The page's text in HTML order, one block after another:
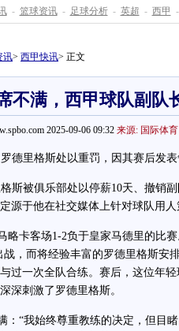
- 篮球资讯 - 足球分析 - 英超 - 西甲 -
讯> 西甲快讯> 正文
不满，西甲球队副队
2025-09-06 09:32 来源: 国际体育
德里格斯处以重罚，因其赛后发表
被俱乐部处以停薪10天、撤销
源于他在社交媒体上针对球队用
卡客场1-2负于皇家马德里的比赛
战，而将经验丰富的罗德里格斯安
过一次全队合练。赛后，这位年
深刺激了罗德里格斯。
“我始终尊重教练的决定，但目